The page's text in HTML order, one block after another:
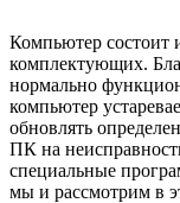
Компьютер состоит
комплектующих.
нормально
компьютер
обновлять
ПК на
специальные
мы и рассмотрим в